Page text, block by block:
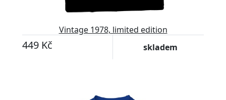
Vintage 1978, limited edition
449 Kč skladem